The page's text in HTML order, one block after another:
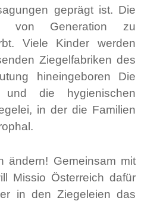
geprägt ist. Die
von Generation zu
Viele Kinder werden
Ziegelfabriken des
hineingeboren Die
die hygienischen
in der die Familien
ändern! Gemeinsam mit
Missio Österreich dafür
in den Ziegeleien das